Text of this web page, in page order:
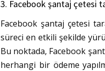
3. Facebook şantaj çetesi
Facebook şantaj çetesi
süreci en etkili şekilde
Bu noktada, Facebook
herhangi bir ödeme